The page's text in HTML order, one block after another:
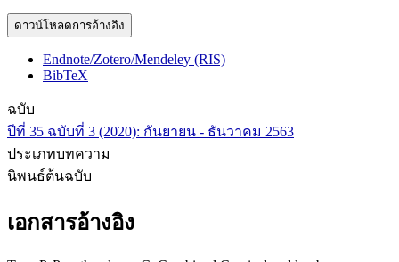
ดาวน์โหลดการอ้างอิง
Endnote/Zotero/Mendeley (RIS)
BibTeX
ฉบับ
ปีที่ 35 ฉบับที่ 3 (2020): กันยายน - ธันวาคม 2563
ประเภทบทความ
นิพนธ์ต้นฉบับ
เอกสารอ้างอิง